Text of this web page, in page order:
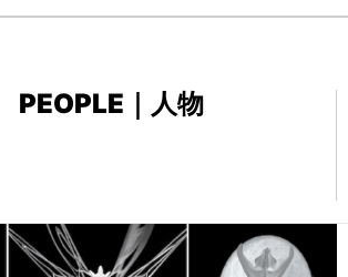
PEOPLE｜人物